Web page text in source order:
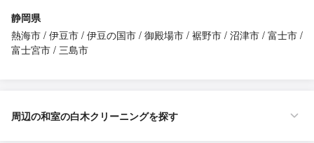
静岡県
熱海市 伊豆市 伊豆の国市 御殿場市 裾野市 沼津市 富士市
富士宮市 三島市
周辺の和室の白木クリーニングを探す